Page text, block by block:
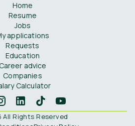
Home
Resume
Jobs
applications
Requests
Education
Career advice
Companies
Calculator
All Rights Reserved